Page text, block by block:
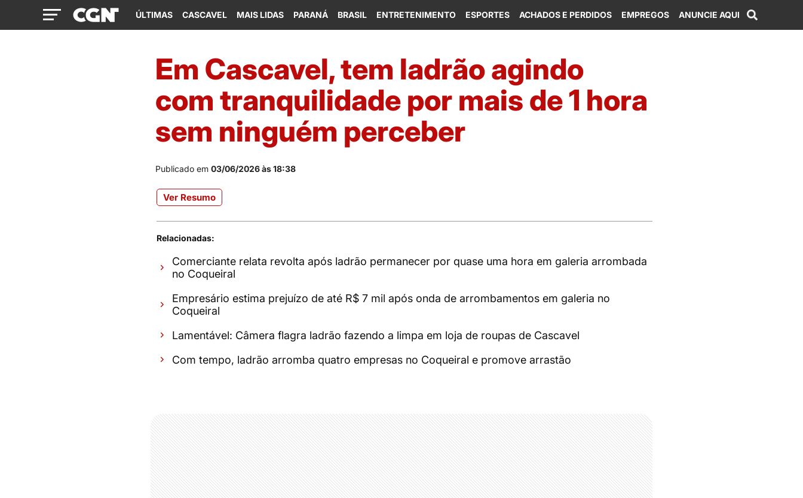
ÚLTIMAS CASCAVEL MAIS LIDAS PARANÁ BRASIL ENTRETENIMENTO ESPORTES ACHADOS E PERDIDOS EMPREGOS ANUNCIE AQUI
Em Cascavel, tem ladrão agindo
com tranquilidade por mais de 1 hora
sem ninguém perceber
Publicado em 03/06/2026 às 18:38
Ver Resumo
Relacionadas:
Comerciante relata revolta após ladrão permanecer por quase uma hora em galeria arrombada
no Coqueiral
Empresário estima prejuízo de até R$ 7 mil após onda de arrombamentos em galeria no
Coqueiral
Lamentável: Câmera flagra ladrão fazendo a limpa em loja de roupas de Cascavel
Com tempo, ladrão arromba quatro empresas no Coqueiral e promove arrastão